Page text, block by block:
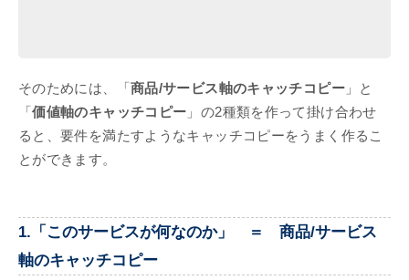
そのためには、「商品/サービス軸のキャッチコピー」と
「価値軸のキャッチコピー 」の2種類を作って掛け合わせ
ると、要件を満たすようなキャッチコピーをうまく作るこ
とができます。
1.「このサービスが何なのか」 ＝ 商品/サービス
軸のキャッチコピー